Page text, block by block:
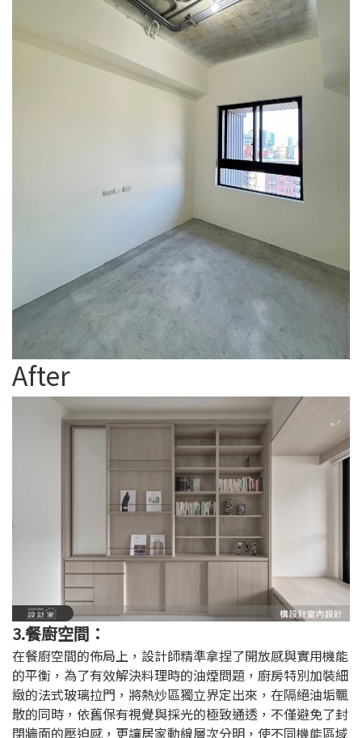
After
3.餐廚空間：
在餐廚空間的佈局上，設計師精準拿捏了開放感與實用機能
的平衡，為了有效解決料理時的油煙問題，廚房特別加裝細
緻的法式玻璃拉門，將熱炒區獨立界定出來，在隔絕油垢飄
散的同時，依舊保有視覺與採光的極致通透，不僅避免了封
閉牆面的壓迫感，更讓居家動線層次分明，使不同機能區域